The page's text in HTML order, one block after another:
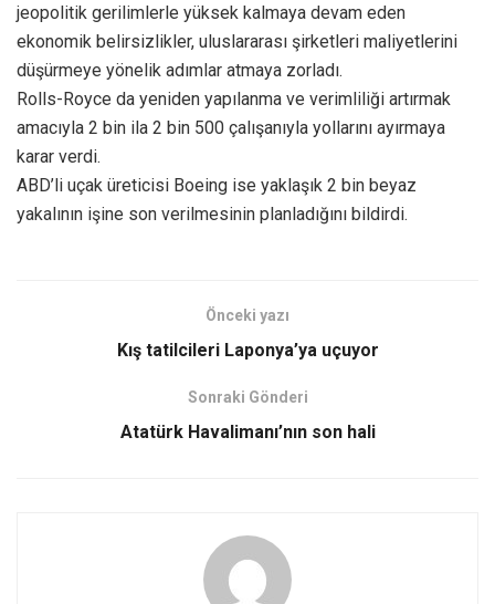
jeopolitik gerilimlerle yüksek kalmaya devam eden
ekonomik belirsizlikler, uluslararası şirketleri maliyetlerini
düşürmeye yönelik adımlar atmaya zorladı.
Rolls-Royce da yeniden yapılanma ve verimliliği artırmak
amacıyla 2 bin ila 2 bin 500 çalışanıyla yollarını ayırmaya
karar verdi.
ABD’li uçak üreticisi Boeing ise yaklaşık 2 bin beyaz
yakalının işine son verilmesinin planladığını bildirdi.
Önceki yazı
Kış tatilcileri Laponya’ya uçuyor
Sonraki Gönderi
Atatürk Havalimanı’nın son hali